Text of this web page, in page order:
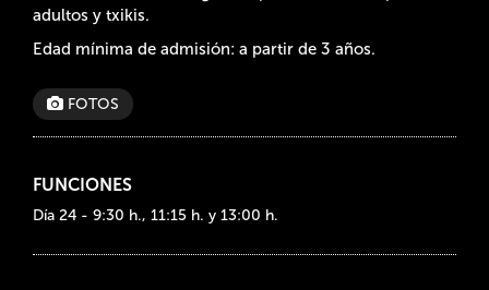
adultos y txikis.
Edad mínima de admisión: a partir de 3 años.
FOTOS
FUNCIONES
Día 24 - 9:30 h., 11:15 h. y 13:00 h.